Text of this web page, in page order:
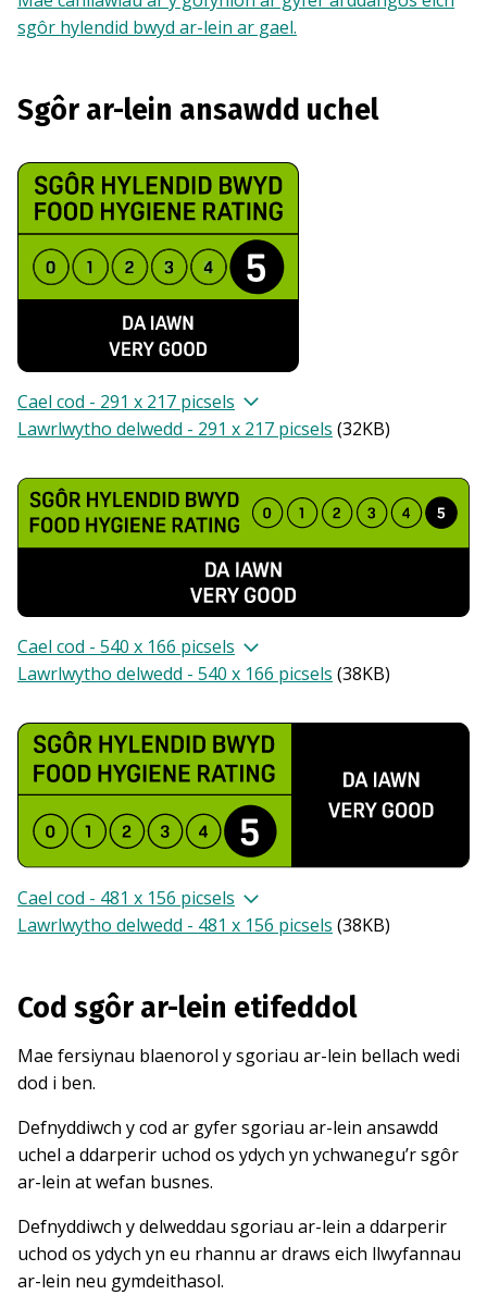
sgôr hylendid bwyd ar-lein ar gael.
Sgôr ar-lein ansawdd uchel
Cael cod - 291 x 217 picsels
Lawrlwytho delwedd - 291 x 217 picsels (32KB)
Cael cod - 540 x 166 picsels
Lawrlwytho delwedd - 540 x 166 picsels (38KB)
Cael cod - 481 x 156 picsels
Lawrlwytho delwedd - 481 x 156 picsels (38KB)
Cod sgôr ar-lein etifeddol
Mae fersiynau blaenorol y sgoriau ar-lein bellach wedi
dod i ben.
Defnyddiwch y cod ar gyfer sgoriau ar-lein ansawdd
uchel a ddarperir uchod os ydych yn ychwanegu’r sgôr
ar-lein at wefan busnes.
Defnyddiwch y delweddau sgoriau ar-lein a ddarperir
uchod os ydych yn eu rhannu ar draws eich llwyfannau
ar-lein neu gymdeithasol.